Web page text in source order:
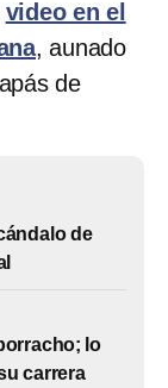
video en el
, aunado
de
de
lo
carrera